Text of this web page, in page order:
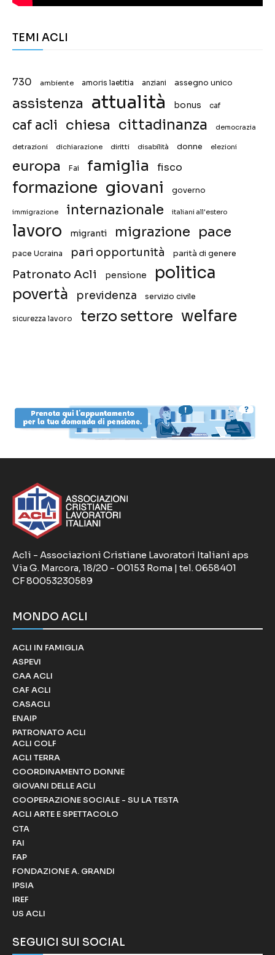
TEMI ACLI
730 ambiente amoris laetitia anziani assegno unico
assistenza attualità bonus caf
caf acli chiesa cittadinanza democrazia
detrazioni dichiarazione diritti disabilità donne elezioni
europa Fai famiglia fisco
formazione giovani governo
immigrazione internazionale italiani all'estero
lavoro migranti migrazione pace
pace Ucraina pari opportunità parità di genere
Patronato Acli pensione politica
povertà previdenza servizio civile
sicurezza lavoro terzo settore welfare
Acli - Associazioni Cristiane Lavoratori Italiani aps
Via G. Marcora, 18/20 - 00153 Roma | tel. 0658401
CF 80053230589
MONDO ACLI
ACLI IN FAMIGLIA
ASPEVI
CAA ACLI
CAF ACLI
CASACLI
ENAIP
PATRONATO ACLI
ACLI COLF
ACLI TERRA
COORDINAMENTO DONNE
GIOVANI DELLE ACLI
COOPERAZIONE SOCIALE - SU LA TESTA
ACLI ARTE E SPETTACOLO
CTA
FAI
FAP
FONDAZIONE A. GRANDI
IPSIA
IREF
US ACLI
SEGUICI SUI SOCIAL